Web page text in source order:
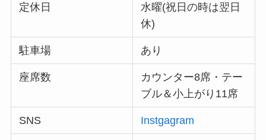
定休日
水曜(祝日の時は翌日
休)
駐車場 あり
座席数
カウンター8席・テー
ブル＆小上がり11席
SNS Instgagram